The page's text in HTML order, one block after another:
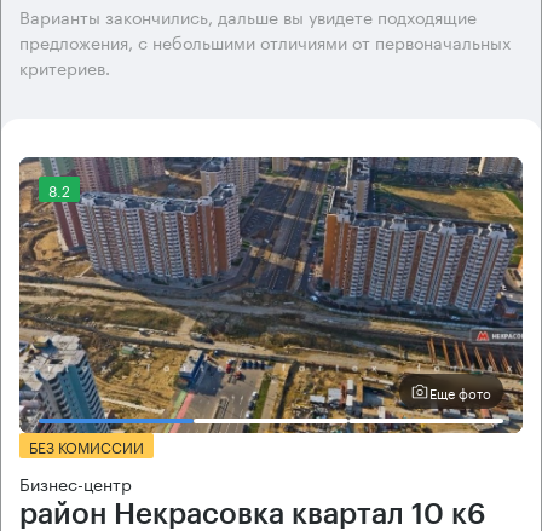
Варианты закончились, дальше вы увидете подходящие
предложения, с небольшими отличиями от первоначальных
критериев.
8.2
Еще фото
БЕЗ КОМИССИИ
Бизнес-центр
район Некрасовка квартал 10 к6